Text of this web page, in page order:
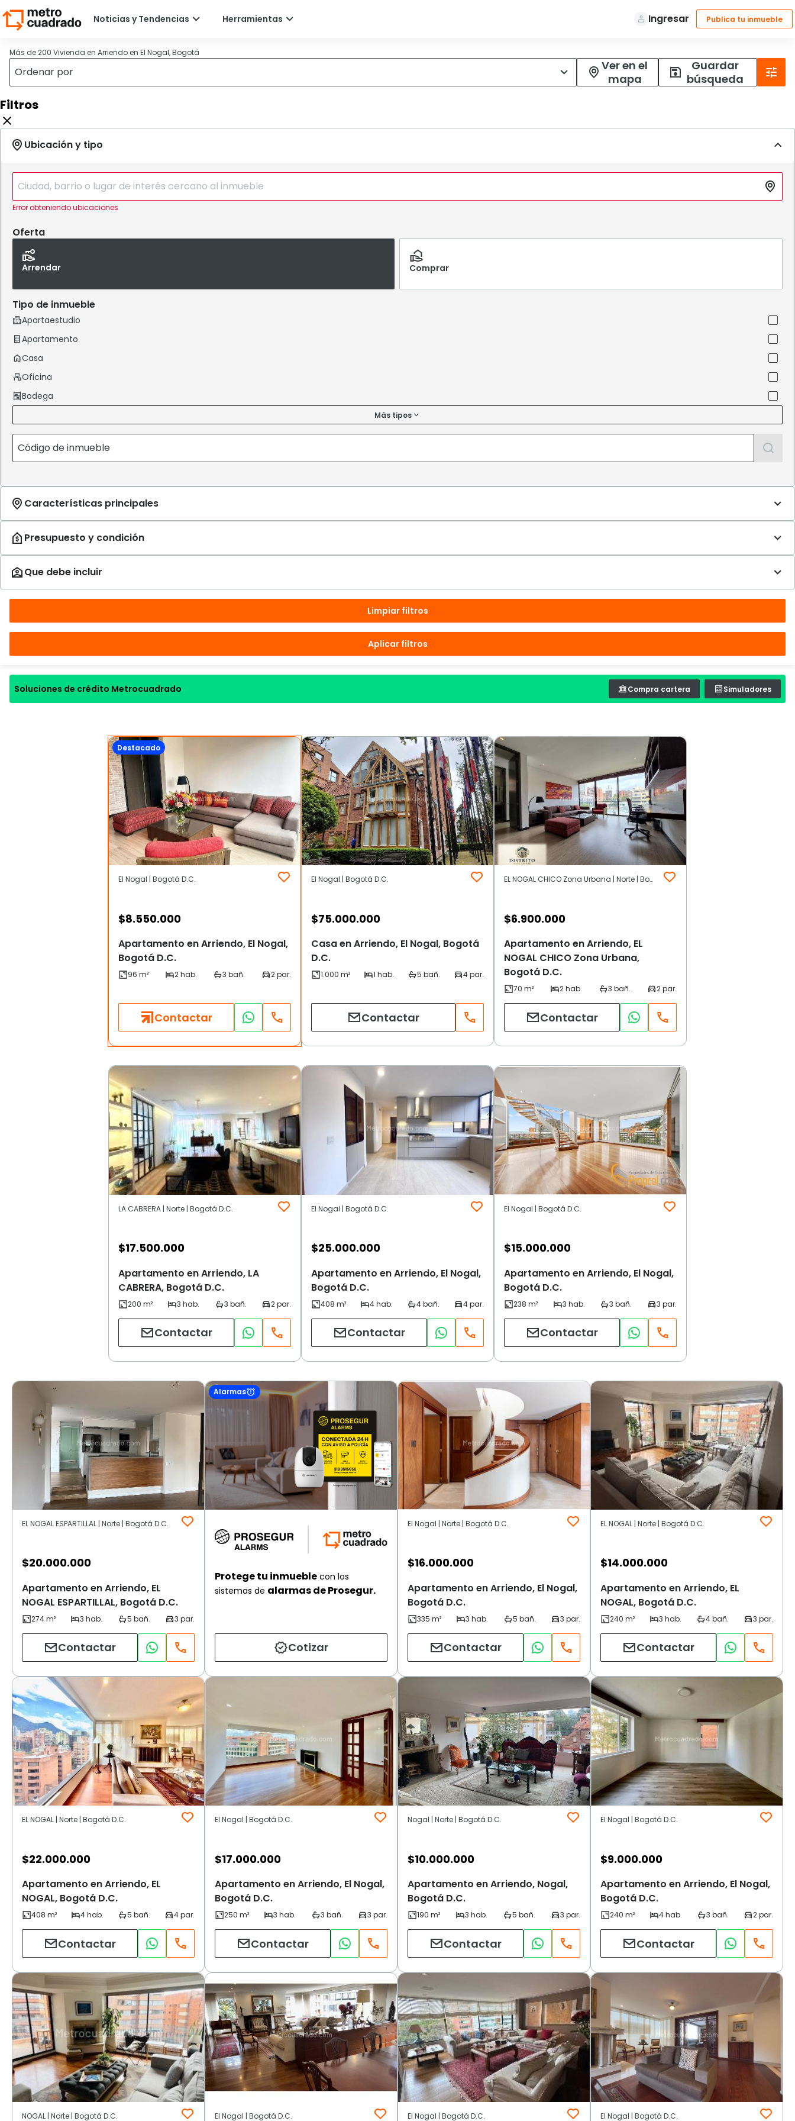
Más de 200 Vivienda en Arriendo en El Nogal, Bogotá
Ver en el
mapa
Guardar
búsqueda
Filtros
Error obteniendo ubicaciones
Oferta
Arrendar Comprar
Tipo de inmueble
Más tipos
Limpiar filtros
Aplicar filtros
Soluciones de crédito Metrocuadrado Compra cartera Simuladores
Destacado
El Nogal | Bogotá D.C.
$8.550.000
Apartamento en Arriendo, El Nogal,
Bogotá D.C.
Contactar
El Nogal | Bogotá D.C.
$75.000.000
Casa en Arriendo, El Nogal, Bogotá
D.C.
Contactar
EL NOGAL CHICO Zona Urbana | Norte | Bogotá D.C.
$6.900.000
Apartamento en Arriendo, EL
NOGAL CHICO Zona Urbana,
Bogotá D.C.
Contactar
LA CABRERA | Norte | Bogotá D.C.
$17.500.000
Apartamento en Arriendo, LA
CABRERA, Bogotá D.C.
Contactar
El Nogal | Bogotá D.C.
$25.000.000
Apartamento en Arriendo, El Nogal,
Bogotá D.C.
Contactar
El Nogal | Bogotá D.C.
$15.000.000
Apartamento en Arriendo, El Nogal,
Bogotá D.C.
Contactar
EL NOGAL ESPARTILLAL | Norte | Bogotá D.C.
$20.000.000
Apartamento en Arriendo, EL
NOGAL ESPARTILLAL, Bogotá D.C.
Contactar
Alarmas
Protege tu inmueble con los
sistemas de alarmas de Prosegur.
Cotizar
El Nogal | Norte | Bogotá D.C.
$16.000.000
Apartamento en Arriendo, El Nogal,
Bogotá D.C.
Contactar
EL NOGAL | Norte | Bogotá D.C.
$14.000.000
Apartamento en Arriendo, EL
NOGAL, Bogotá D.C.
Contactar
EL NOGAL | Norte | Bogotá D.C.
$22.000.000
Apartamento en Arriendo, EL
NOGAL, Bogotá D.C.
Contactar
El Nogal | Bogotá D.C.
$17.000.000
Apartamento en Arriendo, El Nogal,
Bogotá D.C.
Contactar
Nogal | Norte | Bogotá D.C.
$10.000.000
Apartamento en Arriendo, Nogal,
Bogotá D.C.
Contactar
El Nogal | Bogotá D.C.
$9.000.000
Apartamento en Arriendo, El Nogal,
Bogotá D.C.
Contactar
NOGAL | Norte | Bogotá D.C. El Nogal | Bogotá D.C. El Nogal | Bogotá D.C. El Nogal | Bogotá D.C.